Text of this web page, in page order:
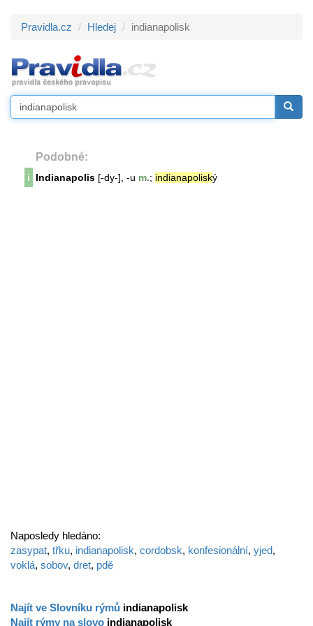
Pravidla.cz Hledej indianapolisk
Podobné:
i Indianapolis [-dy-], -u m.; indianapoliský
Naposledy hledáno:
zasypat, třku, indianapolisk, cordobsk, konfesionální, yjed,
voklá, sobov, dret, pdě
Najít ve Slovníku rýmů indianapolisk
Najít rýmy na slovo indianapolisk